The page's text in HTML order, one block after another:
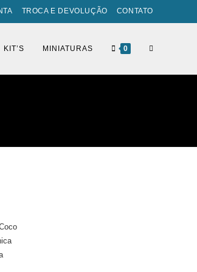
TROCA E DEVOLUÇÃO CONTATO
KIT’S MINIATURAS 0 ALTERNAR